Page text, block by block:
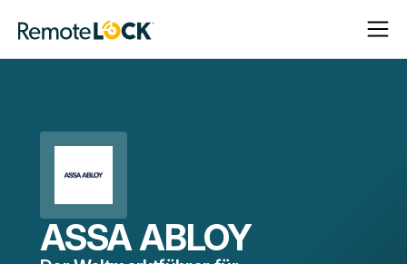
Startseite
öffnen
ASSA ABLOY